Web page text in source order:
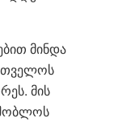
მინდა
მის